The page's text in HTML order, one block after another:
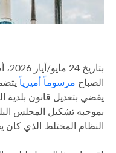
الصباح مرسوماً أميرياً
بموجبه تشكيل المجلس
النظام المختلط الذي كان